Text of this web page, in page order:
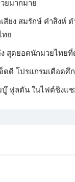
ยมากมาย
สียง สมรักษ์ คำสิงห์
ทย
สุดยอดนักมวยไทยที่
ดดี โปรแกรมเดือดศึ
บู๊ ฟูลตัน ในไฟต์ชิงแ